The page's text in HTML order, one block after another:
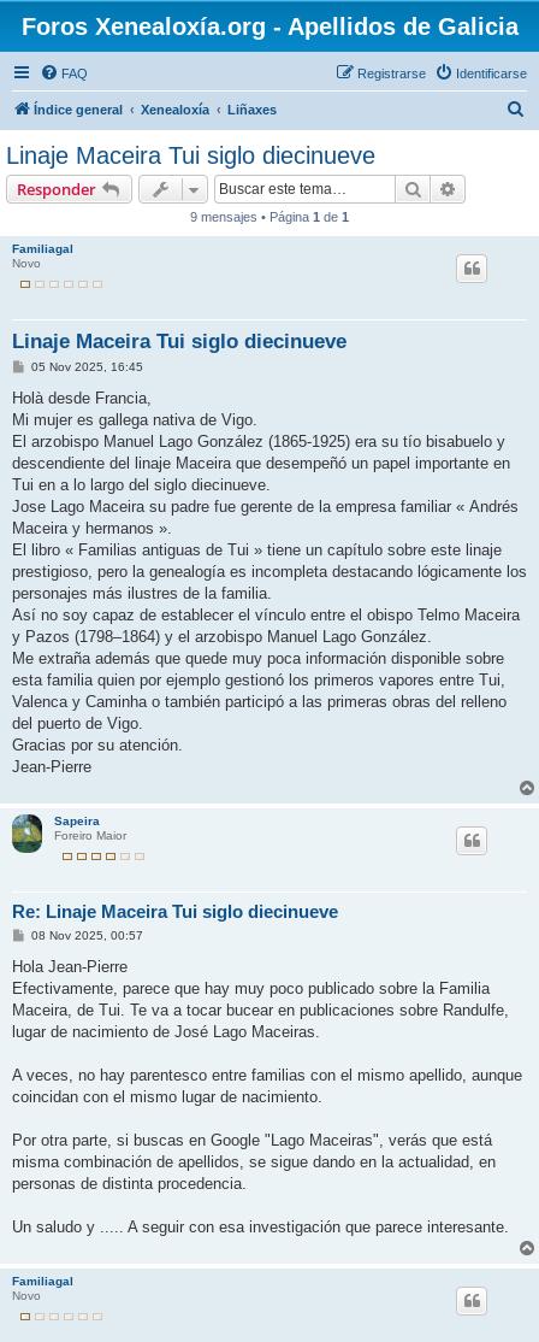
Foros Xenealoxía.org - Apellidos de Galicia
FAQ Identificarse
Registrarse
Índice general Xenealoxía Liñaxes
Linaje Maceira Tui siglo diecinueve
Responder Buscar
9 mensajes • Página 1 de 1
Familiagal
Novo
Linaje Maceira Tui siglo diecinueve
M
n
a
05 Nov 2025, 16:45
Holà desde Francia,
Mi mujer es gallega nativa de Vigo.
El arzobispo Manuel Lago González (1865-1925) era su tío bisabuelo y
descendiente del linaje Maceira que desempeñó un papel importante en
Tui en a lo largo del siglo diecinueve.
Jose Lago Maceira su padre fue gerente de la empresa familiar « Andrés
Maceira y hermanos ».
El libro « Familias antiguas de Tui » tiene un capítulo sobre este linaje
prestigioso, pero la genealogía es incompleta destacando lógicamente los
personajes más ilustres de la familia.
Así no soy capaz de establecer el vínculo entre el obispo Telmo Maceira
y Pazos (1798–1864) y el arzobispo Manuel Lago González.
Me extraña además que quede muy poca información disponible sobre
esta familia quien por ejemplo gestionó los primeros vapores entre Tui,
Valenca y Caminha o también participó a las primeras obras del relleno
del puerto de Vigo.
Gracias por su atención.
Jean-Pierre
Sapeira
Foreiro Maior
Re: Linaje Maceira Tui siglo diecinueve
M
n
a
j
08 Nov 2025, 00:57
Hola Jean-Pierre
Efectivamente, parece que hay muy poco publicado sobre la Familia
Maceira, de Tui. Te va a tocar bucear en publicaciones sobre Randulfe,
lugar de nacimiento de José Lago Maceiras.
A veces, no hay parentesco entre familias con el mismo apellido, aunque
coincidan con el mismo lugar de nacimiento.
Por otra parte, si buscas en Google "Lago Maceiras", verás que está
misma combinación de apellidos, se sigue dando en la actualidad, en
personas de distinta procedencia.
Un saludo y ..... A seguir con esa investigación que parece interesante.
Familiagal
Novo